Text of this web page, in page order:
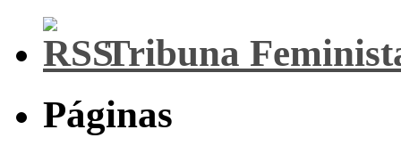
Tribuna
Páginas